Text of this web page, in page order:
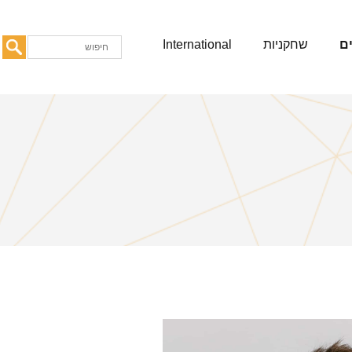
שחקניות International